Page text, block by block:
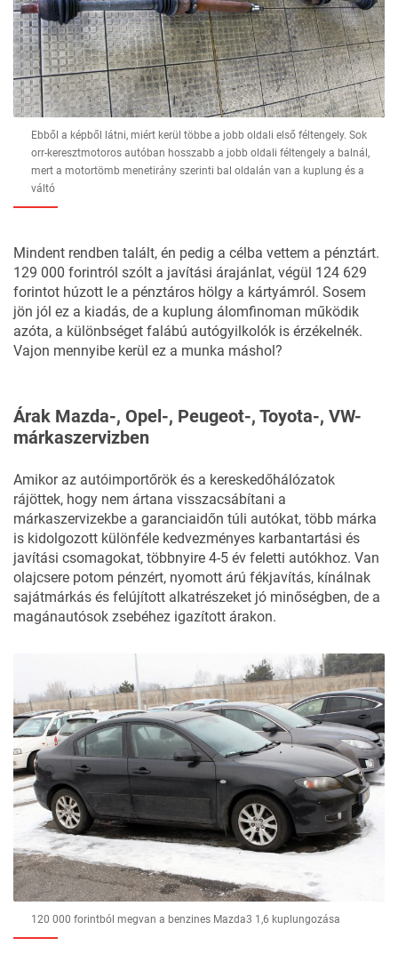
Ebből a képből látni, miért kerül többe a jobb oldali első féltengely. Sok
orr-keresztmotoros autóban hosszabb a jobb oldali féltengely a balnál,
mert a motortömb menetirány szerinti bal oldalán van a kuplung és a
váltó
Mindent rendben talált, én pedig a célba vettem a pénztárt.
129 000 forintról szólt a javítási árajánlat, végül 124 629
forintot húzott le a pénztáros hölgy a kártyámról. Sosem
jön jól ez a kiadás, de a kuplung álomfinoman működik
azóta, a különbséget falábú autógyilkolók is érzékelnék.
Vajon mennyibe kerül ez a munka máshol?
Árak Mazda-, Opel-, Peugeot-, Toyota-, VW-
márkaszervizben
Amikor az autóimportőrök és a kereskedőhálózatok
rájöttek, hogy nem ártana visszacsábítani a
márkaszervizekbe a garanciaidőn túli autókat, több márka
is kidolgozott különféle kedvezményes karbantartási és
javítási csomagokat, többnyire 4-5 év feletti autókhoz. Van
olajcsere potom pénzért, nyomott árú fékjavítás, kínálnak
sajátmárkás és felújított alkatrészeket jó minőségben, de a
magánautósok zsebéhez igazított árakon.
120 000 forintból megvan a benzines Mazda3 1,6 kuplungozása